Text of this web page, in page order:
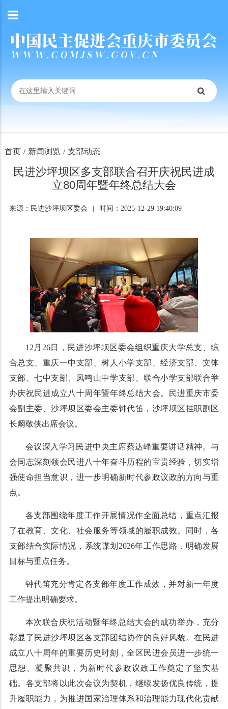
首页 / 新闻浏览 / 支部动态
民进沙坪坝区多支部联合召开庆祝民进成
立80周年暨年终总结大会
来源：民进沙坪坝区委会 时间：2025-12-29 19:40:09
12月26日，民进沙坪坝区委会组织重庆大学总支、综
合总支、重庆一中支部、树人小学支部、经济支部、文体
支部、七中支部、凤鸣山中学支部、联合小学支部联合举
办庆祝民进成立八十周年暨年终总结大会。民进重庆市委
会副主委、沙坪坝区委会主委钟代笛，沙坪坝区挂职副区
长阚敬侠出席会议。
会议深入学习民进中央主席蔡达峰重要讲话精神。与
会同志深刻领会民进八十年奋斗历程的宝贵经验，切实增
强使命担当意识，进一步明确新时代参政议政的方向与重
点。
各支部围绕年度工作开展情况作全面总结，重点汇报
了在教育、文化、社会服务等领域的履职成效。同时，各
支部结合实际情况，系统谋划2026年工作思路，明确发展
目标与重点任务。
钟代笛充分肯定各支部年度工作成效，并对新一年度
工作提出明确要求。
本次联合庆祝活动暨年终总结大会的成功举办，充分
彰显了民进沙坪坝区各支部团结协作的良好风貌。在民进
成立八十周年的重要历史时刻，全区民进会员进一步统一
思想、凝聚共识，为新时代参政议政工作奠定了坚实基
础。各支部将以此次会议为契机，继续发扬优良传统，提
升履职能力，为推进国家治理体系和治理能力现代化贡献